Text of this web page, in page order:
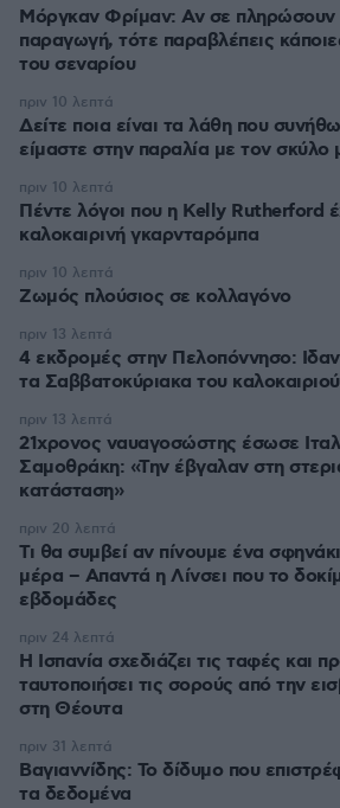
Μόργκαν Φρίμαν: Αν σε πληρώσουν
παραγωγή, τότε παραβλέπεις
του σεναρίου
Δείτε ποια είναι τα λάθη που
είμαστε στην παραλία με τον σκύλο
πριν 10 λεπτά
Πέντε λόγοι που η Kelly Rutherford
καλοκαιρινή γκαρνταρόμπα
πριν 10 λεπτά
Ζωμός πλούσιος σε κολλαγόνο
πριν 10 λεπτά
4 εκδρομές στην Πελοπόννησο:
τα Σαββατοκύριακα του καλοκαιριού
πριν 13 λεπτά
21χρονος ναυαγοσώστης έσωσε
Σαμοθράκη: «Την έβγαλαν στη
κατάσταση»
πριν 13 λεπτά
Τι θα συμβεί αν πίνουμε ένα
μέρα – Απαντά η Λίνσει που το
εβδομάδες
πριν 20 λεπτά
Η Ισπανία σχεδιάζει τις ταφές και
ταυτοποιήσει τις σορούς από την
στη Θέουτα
πριν 24 λεπτά
Βαγιαννίδης: Το δίδυμο που
τα δεδομένα
πριν 31 λεπτά